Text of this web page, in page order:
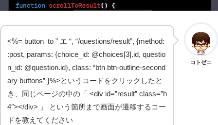
コトゼニ
<%= button_to ” エ “, “/questions/result”, {method:
:post, params: {choice_id: @choices[3].id, questio
n_id: @question.id}, class: “btn btn-outline-second
ary buttons” }%>というコードをクリックしたと
き、同じページの中の「 <div id=”result” class=”h
4″></div> 」 という箇所まで画面が遷移するコー
ドを教えてください